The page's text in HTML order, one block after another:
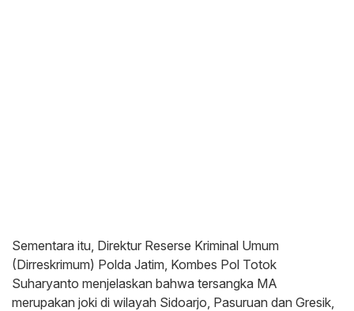
Sementara itu, Direktur Reserse Kriminal Umum
(Dirreskrimum) Polda Jatim, Kombes Pol Totok
Suharyanto menjelaskan bahwa tersangka MA
merupakan joki di wilayah Sidoarjo, Pasuruan dan Gresik,